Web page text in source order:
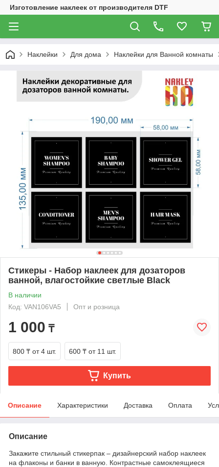
Изготовление наклеек от производителя DTF
Наклейки Для дома Наклейки для Ванной комнаты
Стикеры - Набор наклеек для дозаторов
ванной, влагостойкие светлые Black
В наличии
Код: VAN106VA5
Опт и розница
1 000 ₸
800 ₸ от 4 шт. 600 ₸ от 11 шт.
Купить
Описание Характеристики Доставка Оплата
Описание
Закажите стильный стикерпак – дизайнерский набор наклеек
на флаконы и банки в ванную. Контрастные самоклеящиеся